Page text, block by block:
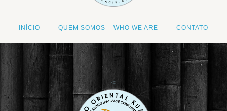
INÍCIO QUEM SOMOS – WHO WE ARE CONTATO
<